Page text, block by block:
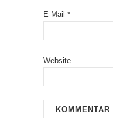
E-Mail *
Website